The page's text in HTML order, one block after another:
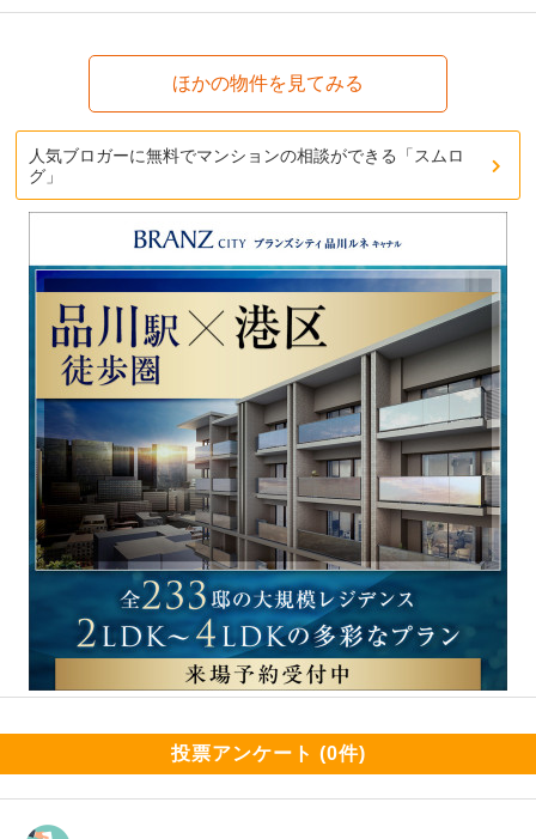
ほかの物件を見てみる
人気ブロガーに無料でマンションの相談ができる「スムロ
グ」
投票アンケート (0件)